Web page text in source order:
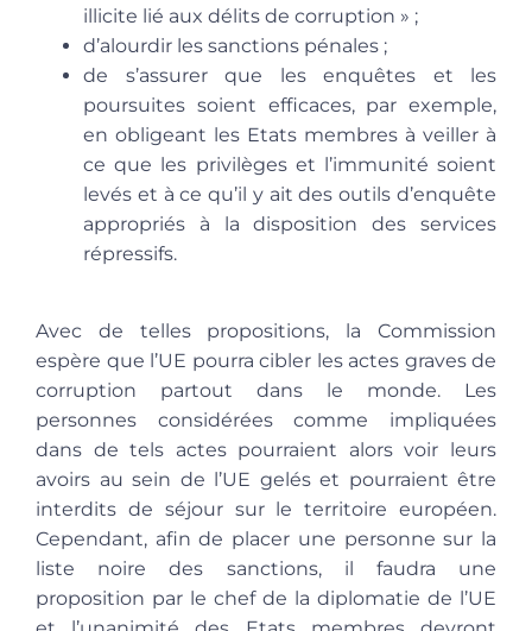
illicite lié aux délits de corruption » ;
d’alourdir les sanctions pénales ;
de s’assurer que les enquêtes et les
poursuites soient efficaces, par exemple,
en obligeant les Etats membres à veiller à
ce que les privilèges et l’immunité soient
levés et à ce qu’il y ait des outils d’enquête
appropriés à la disposition des services
répressifs.
Avec de telles propositions, la Commission
espère que l’UE pourra cibler les actes graves de
corruption partout dans le monde. Les
personnes considérées comme impliquées
dans de tels actes pourraient alors voir leurs
avoirs au sein de l’UE gelés et pourraient être
interdits de séjour sur le territoire européen.
Cependant, afin de placer une personne sur la
liste noire des sanctions, il faudra une
proposition par le chef de la diplomatie de l’UE